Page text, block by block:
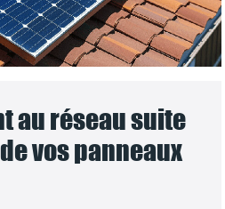
au réseau suite
vos panneaux